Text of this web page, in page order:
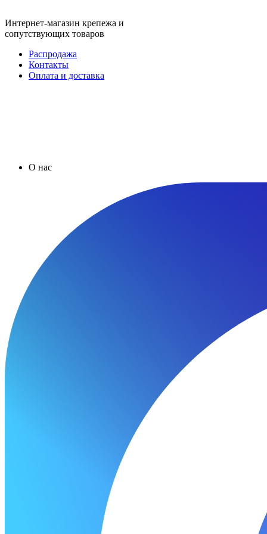
Интернет-магазин крепежа и
сопутствующих товаров
Распродажа
Контакты
Оплата и доставка
О нас